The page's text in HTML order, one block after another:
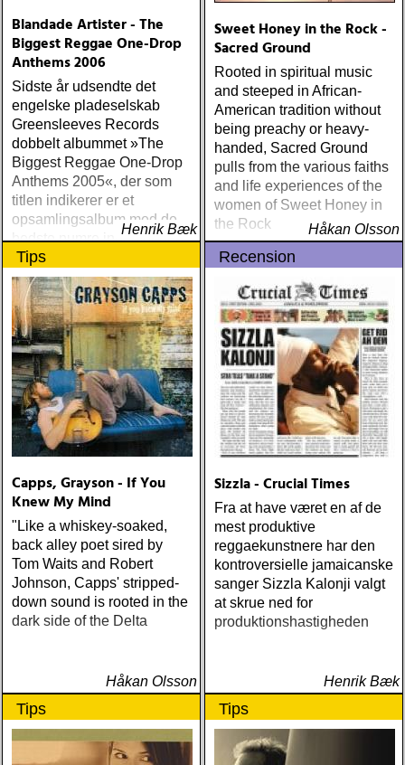
Blandade Artister - The
Biggest Reggae One-Drop
Anthems 2006
Sidste år udsendte det
engelske pladeselskab
Greensleeves Records
dobbelt albummet »The
Biggest Reggae One-Drop
Anthems 2005«, der som
titlen indikerer er et
opsamlingsalbum med de
bedste numre indenfor den
populære reggaestil kaldet
one-drop
Henrik Bæk
Sweet Honey in the Rock -
Sacred Ground
Rooted in spiritual music
and steeped in African-
American tradition without
being preachy or heavy-
handed, Sacred Ground
pulls from the various faiths
and life experiences of the
women of Sweet Honey in
the Rock
Håkan Olsson
Tips
Capps, Grayson - If You
Knew My Mind
"Like a whiskey-soaked,
back alley poet sired by
Tom Waits and Robert
Johnson, Capps' stripped-
down sound is rooted in the
dark side of the Delta
Håkan Olsson
Recension
Sizzla - Crucial Times
Fra at have været en af de
mest produktive
reggaekunstnere har den
kontroversielle jamaicanske
sanger Sizzla Kalonji valgt
at skrue ned for
produktionshastigheden
Henrik Bæk
Tips Tips